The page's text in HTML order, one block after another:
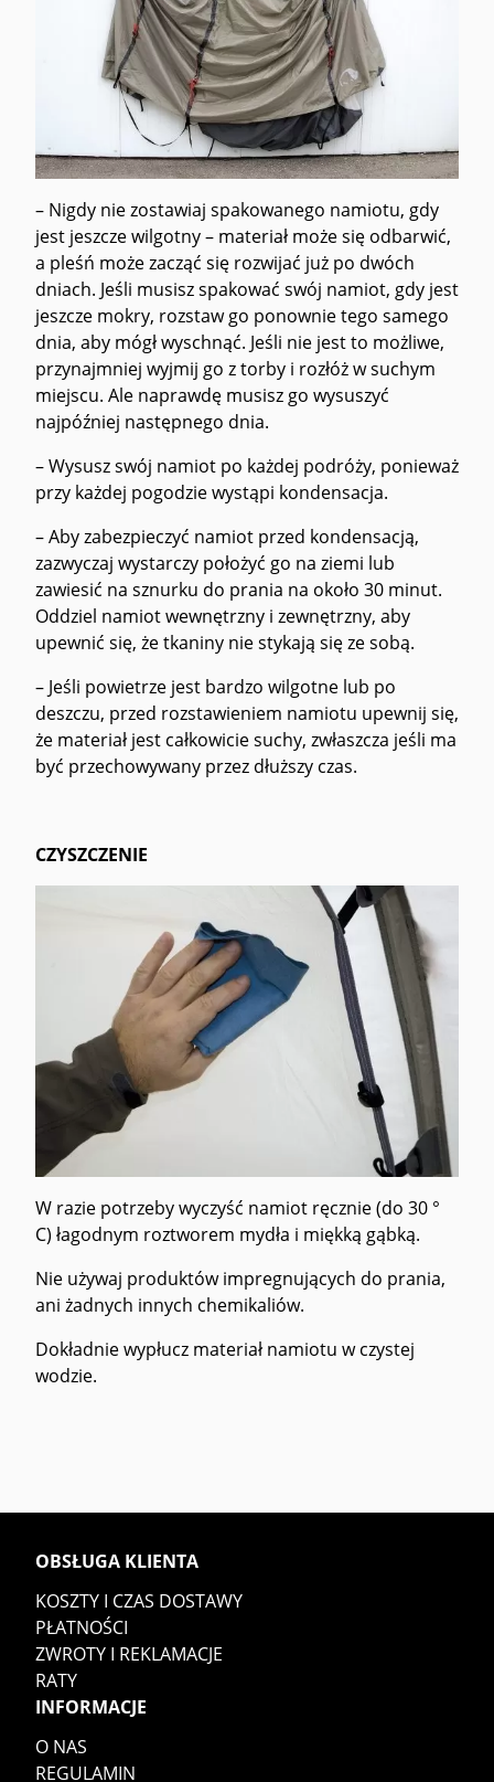
– Nigdy nie zostawiaj spakowanego namiotu, gdy
jest jeszcze wilgotny – materiał może się odbarwić,
a pleśń może zacząć się rozwijać już po dwóch
dniach. Jeśli musisz spakować swój namiot, gdy jest
jeszcze mokry, rozstaw go ponownie tego samego
dnia, aby mógł wyschnąć. Jeśli nie jest to możliwe,
przynajmniej wyjmij go z torby i rozłóż w suchym
miejscu. Ale naprawdę musisz go wysuszyć
najpóźniej następnego dnia.
– Wysusz swój namiot po każdej podróży, ponieważ
przy każdej pogodzie wystąpi kondensacja.
– Aby zabezpieczyć namiot przed kondensacją,
zazwyczaj wystarczy położyć go na ziemi lub
zawiesić na sznurku do prania na około 30 minut.
Oddziel namiot wewnętrzny i zewnętrzny, aby
upewnić się, że tkaniny nie stykają się ze sobą.
– Jeśli powietrze jest bardzo wilgotne lub po
deszczu, przed rozstawieniem namiotu upewnij się,
że materiał jest całkowicie suchy, zwłaszcza jeśli ma
być przechowywany przez dłuższy czas.
CZYSZCZENIE
W razie potrzeby wyczyść namiot ręcznie (do 30 °
C) łagodnym roztworem mydła i miękką gąbką.
Nie używaj produktów impregnujących do prania,
ani żadnych innych chemikaliów.
Dokładnie wypłucz materiał namiotu w czystej
wodzie.
OBSŁUGA KLIENTA
KOSZTY I CZAS DOSTAWY
PŁATNOŚCI
ZWROTY I REKLAMACJE
RATY
INFORMACJE
O NAS
REGULAMIN